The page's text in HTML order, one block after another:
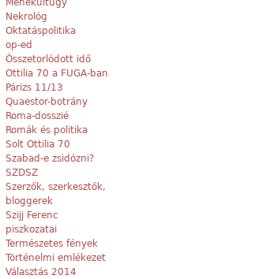
Menekültügy
Nekrológ
Oktatáspolitika
op-ed
Összetorlódott idő
Ottilia 70 a FUGA-ban
Párizs 11/13
Quaestor-botrány
Roma-dosszié
Romák és politika
Solt Ottilia 70
Szabad-e zsidózni?
SZDSZ
Szerzők, szerkesztők,
bloggerek
Szijj Ferenc
piszkozatai
Természetes fények
Történelmi emlékezet
Választás 2014